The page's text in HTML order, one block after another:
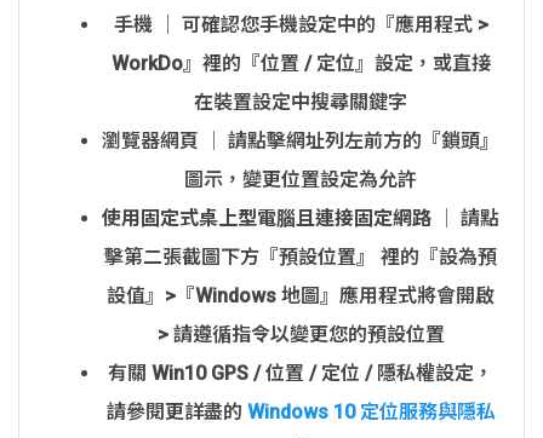
手機 │ 可確認您手機設定中的『應用程式 >
WorkDo』裡的『位置 / 定位』設定，或直接
在裝置設定中搜尋關鍵字
瀏覽器網頁 │ 請點擊網址列左前方的『鎖頭』
圖示，變更位置設定為允許
使用固定式桌上型電腦且連接固定網路 │ 請點
擊第二張截圖下方『預設位置』 裡的『設為預
設值』>『Windows 地圖』應用程式將會開啟
> 請遵循指令以變更您的預設位置
有關 Win10 GPS / 位置 / 定位 / 隱私權設定，
請參閱更詳盡的 Windows 10 定位服務與隱私